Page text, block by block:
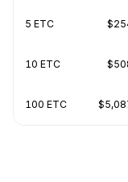
5 ETC
10 ETC
100 ETC